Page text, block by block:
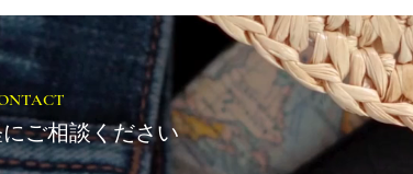
ご相談ください